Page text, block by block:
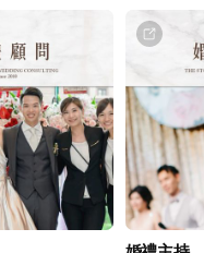
務，從婚禮策劃到完美執行
的心中，都住著一個夢想，
故事館婚禮顧問，將夢想
美執行，我們用心傾聽每
火花點亮在無盡星空之中
每一個細節都打磨成完美的
落，做為台灣最具經驗的